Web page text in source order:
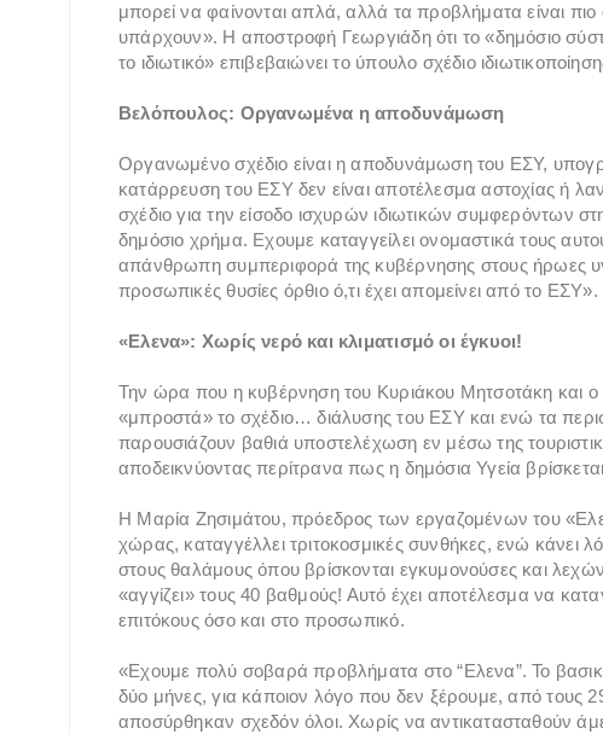
μπορεί να φαίνονται απλά, αλλά τα προβλήματα είναι
υπάρχουν». Η αποστροφή Γεωργιάδη ότι το «δημόσιο
το ιδιωτικό» επιβεβαιώνει το ύπουλο σχέδιο
Βελόπουλος: Οργανωμένα η αποδυνάμωση
Οργανωμένο σχέδιο είναι η αποδυνάμωση του ΕΣΥ,
κατάρρευση του ΕΣΥ δεν είναι αποτέλεσμα αστοχίας
σχέδιο για την είσοδο ισχυρών ιδιωτικών συμφερόντων
δημόσιο χρήμα. Eχουμε καταγγείλει ονομαστικά τους
απάνθρωπη συμπεριφορά της κυβέρνησης στους ήρωες
προσωπικές θυσίες όρθιο ό,τι έχει απομείνει από το ΕΣΥ».
«Ελενα»: Χωρίς νερό και κλιματισμό οι έγκυοι!
Την ώρα που η κυβέρνηση του Κυριάκου Μητσοτάκη και ο
«μπροστά» το σχέδιο… διάλυσης του ΕΣΥ και ενώ τα
παρουσιάζουν βαθιά υποστελέχωση εν μέσω της
αποδεικνύοντας περίτρανα πως η δημόσια Υγεία
Η Μαρία Ζησιμάτου, πρόεδρος των εργαζομένων του
χώρας, καταγγέλλει τριτοκοσμικές συνθήκες, ενώ κάνει
στους θαλάμους όπου βρίσκονται εγκυμονούσες και
«αγγίζει» τους 40 βαθμούς! Αυτό έχει αποτέλεσμα να
επιτόκους όσο και στο προσωπικό.
«Εχουμε πολύ σοβαρά προβλήματα στο “Ελενα”. Το
δύο μήνες, για κάποιον λόγο που δεν ξέρουμε, από τους
αποσύρθηκαν σχεδόν όλοι. Χωρίς να αντικατασταθούν